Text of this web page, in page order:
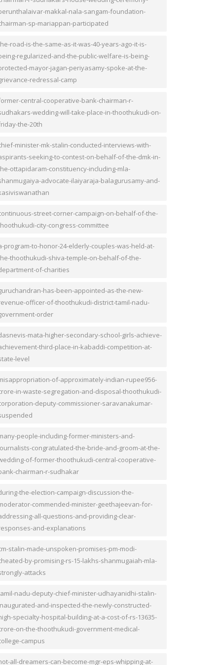
makkal-nala-sangam-foundation-
sp-mariappan-participated
road-is-the-same-as-it-was-40-years-ago-it-is-
regularized-and-the-public-welfare-is-being-
mayor-jagan-periyasamy-spoke-at-the-
redressal-camp
central-cooperative-bank-chairman-r-
wedding-will-take-place-in-thoothukudi-on-
the-20th
minister-mk-stalin-conducted-interviews-with-
seeking-to-contest-on-behalf-of-the-dmk-in-
ottapidaram-constituency-including-mla-
advocate-ilaiyaraja-balagurusamy-and-
street-corner-campaign-on-behalf-of-the-
city-congress-committee
program-to-honor-24-elderly-couples-was-held-at-
thoothukudi-shiva-temple-on-behalf-of-the-
of-charities
has-been-appointed-as-the-new-
officer-of-thoothukudi-district-tamil-nadu-
order
mata-higher-secondary-school-girls-achieve-
third-place-in-kabaddi-competition-at-
level
of-approximately-indian-rupee956-
in-waste-segregation-and-disposal-thoothukudi-
deputy-commissioner-saravanakumar-
people-including-former-ministers-and-
congratulated-the-bride-and-groom-at-the-
of-former-thoothukudi-central-cooperative-
chairman-r-sudhakar
the-election-campaign-discussion-the-
commended-minister-geethajeevan-for-
all-questions-and-providing-clear-
and-explanations
stalin-made-unspoken-promises-pm-modi-
by-promising-rs-15-lakhs-shanmugaiah-mla-
attacks
nadu-deputy-chief-minister-udhayanidhi-stalin-
and-inspected-the-newly-constructed-
specialty-hospital-building-at-a-cost-of-rs-13635-
on-the-thoothukudi-government-medical-
campus
all-dreamers-can-become-mgr-eps-whipping-at-